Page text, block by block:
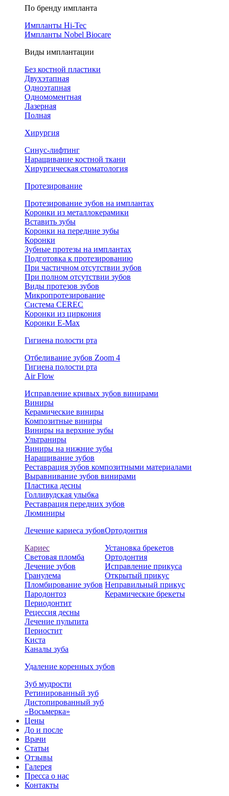
По бренду импланта
Импланты Hi-Tec
Импланты Nobel Biocare
Виды имплантации
Без костной пластики
Двухэтапная
Одноэтапная
Одномоментная
Лазерная
Полная
Хирургия
Синус-лифтинг
Наращивание костной ткани
Хирургическая стоматология
Протезирование
Протезирование зубов на имплантах
Коронки из металлокерамики
Вставить зубы
Коронки на передние зубы
Коронки
Зубные протезы на имплантах
Подготовка к протезированию
При частичном отсутствии зубов
При полном отсутствии зубов
Виды протезов зубов
Микропротезирование
Система CEREC
Коронки из циркония
Коронки E-Max
Гигиена полости рта
Отбеливание зубов Zoom 4
Гигиена полости рта
Air Flow
Исправление кривых зубов винирами
Виниры
Керамические виниры
Композитные виниры
Виниры на верхние зубы
Ультраниры
Виниры на нижние зубы
Наращивание зубов
Реставрация зубов композитными материалами
Выравнивание зубов винирами
Пластика десны
Голливудская улыбка
Реставрация передних зубов
Люминиры
Лечение кариеса зубов
Кариес
Световая пломба
Лечение зубов
Гранулема
Пломбирование зубов
Пародонтоз
Периодонтит
Рецессия десны
Лечение пульпита
Периостит
Киста
Каналы зуба
Ортодонтия
Установка брекетов
Ортодонтия
Исправление прикуса
Открытый прикус
Неправильный прикус
Керамические брекеты
Удаление коренных зубов
Зуб мудрости
Ретинированный зуб
Дистопированный зуб
«Восьмерка»
Цены
До и после
Врачи
Статьи
Отзывы
Галерея
Пресса о нас
Контакты